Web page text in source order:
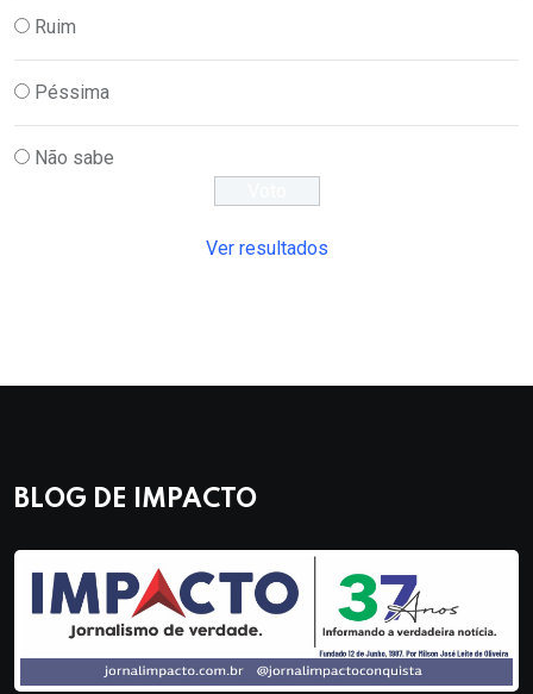
Ruim
Péssima
Não sabe
Ver resultados
BLOG DE IMPACTO